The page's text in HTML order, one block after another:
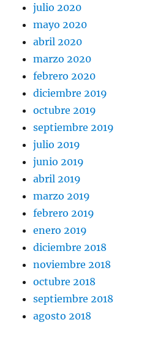
julio 2020
mayo 2020
abril 2020
marzo 2020
febrero 2020
diciembre 2019
octubre 2019
septiembre 2019
julio 2019
junio 2019
abril 2019
marzo 2019
febrero 2019
enero 2019
diciembre 2018
noviembre 2018
octubre 2018
septiembre 2018
agosto 2018